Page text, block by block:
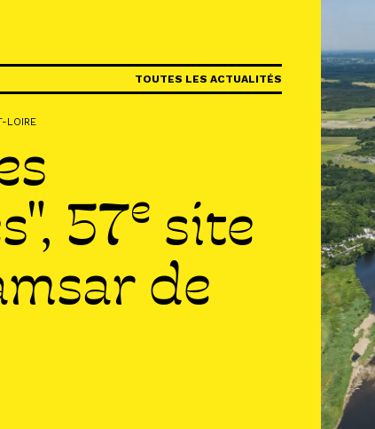
TOUTES LES ACTUALITÉS
LOIRE
57e site
de